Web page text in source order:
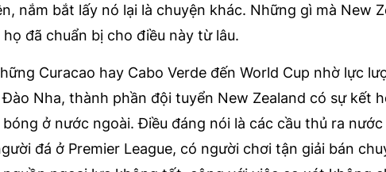
nắm bắt lấy nó lại là chuyện khác. Những gì mà New
đã chuẩn bị cho điều này từ lâu.
Curacao hay Cabo Verde đến World Cup nhờ lực
Đào Nha, thành phần đội tuyển New Zealand có sự kết
ở nước ngoài. Điều đáng nói là các cầu thủ ra
đá ở Premier League, có người chơi tận giải bán